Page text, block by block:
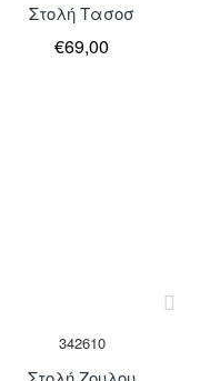
Στολή Τασοσ
€69,00
Μη Διαθέσιμο
342610